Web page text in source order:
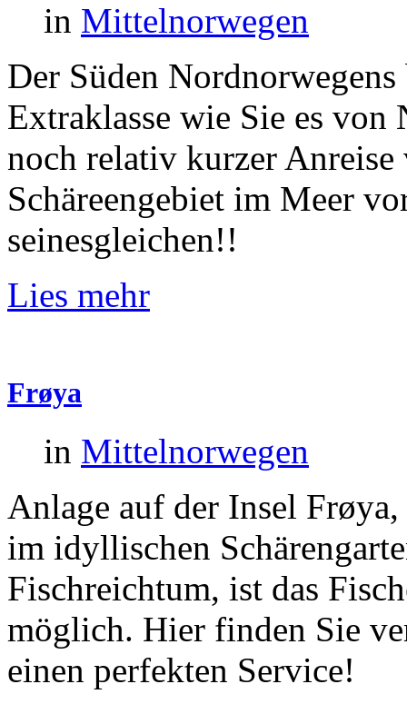
in Mittelnorwegen
Der Süden
Extraklasse wie Sie es von
noch relativ kurzer Anreise
Schäreengebiet im Meer
seinesgleichen!!
Lies mehr
Frøya
in Mittelnorwegen
Anlage auf der Insel
im idyllischen
Fischreichtum, ist das
möglich. Hier finden Sie
einen perfekten Service!